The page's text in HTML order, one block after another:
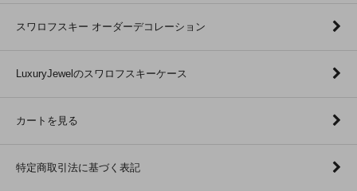
スワロフスキー オーダーデコレーション
LuxuryJewelのスワロフスキーケース
カートを見る
特定商取引法に基づく表記